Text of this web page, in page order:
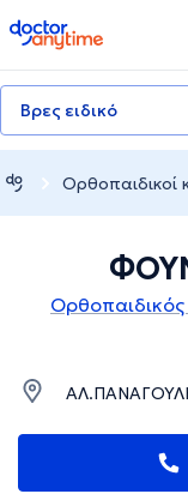
doctoranytime
Βρες ειδικό
Ορθοπαιδικοί